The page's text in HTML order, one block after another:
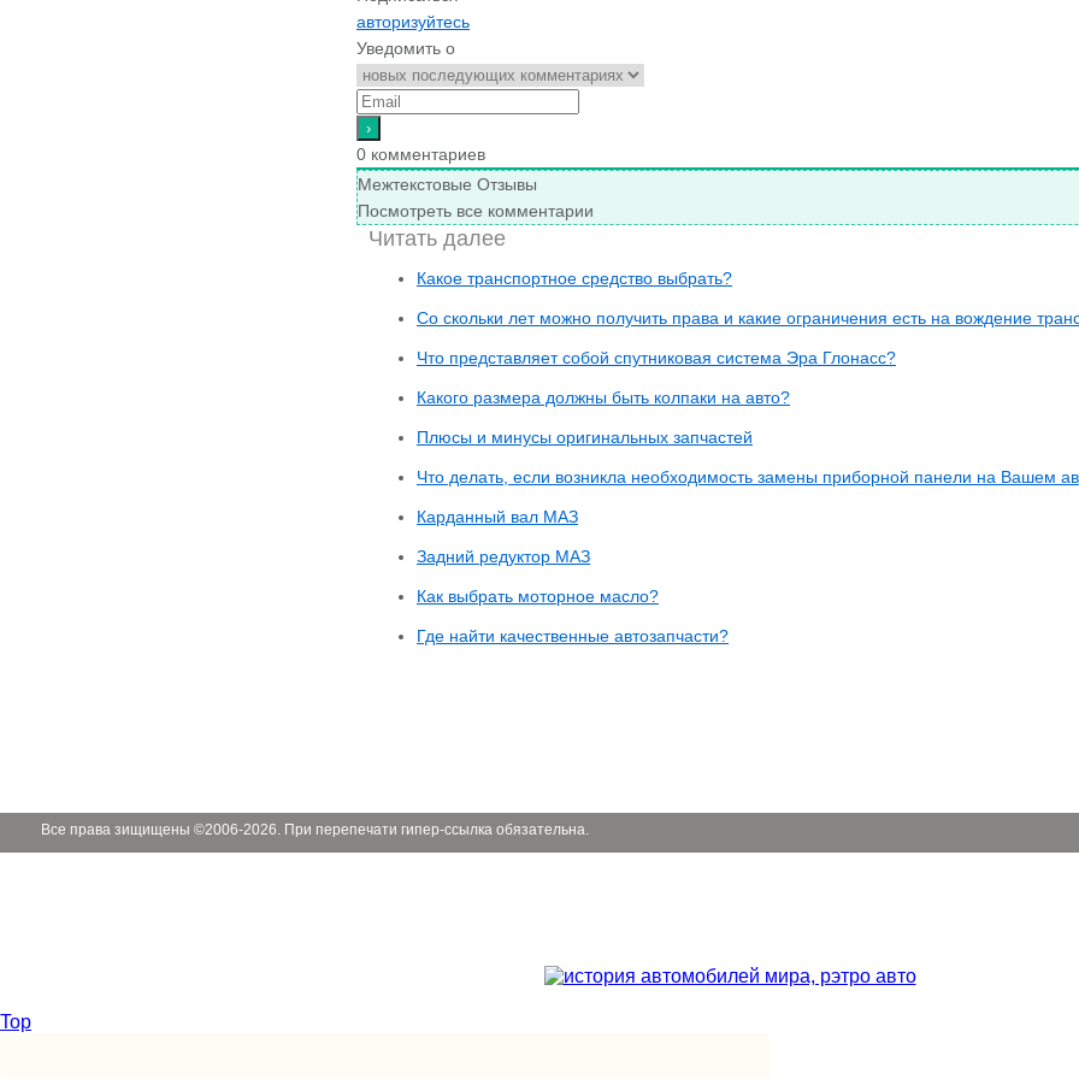
авторизуйтесь
Уведомить о
0 комментариев
Межтекстовые Отзывы
Посмотреть все комментарии
Читать далее
Какое транспортное средство выбрать?
Со скольки лет можно получить права и какие ограничения есть на вождение
Что представляет собой спутниковая система Эра Глонасс?
Какого размера должны быть колпаки на авто?
Плюсы и минусы оригинальных запчастей
Что делать, если возникла необходимость замены приборной панели на Вашем
Карданный вал МАЗ
Задний редуктор МАЗ
Как выбрать моторное масло?
Где найти качественные автозапчасти?
Все права зищищены ©2006-2026. При перепечати гипер-ссылка обязательна.
Top